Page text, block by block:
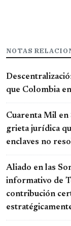
NOTAS
que Colombia
Cuarenta Mil en
grieta jurídica
enclaves no
Aliado en las
informativo de
contribución